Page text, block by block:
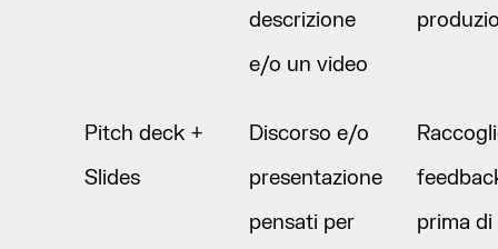
descrizione
e/o un video
Pitch deck +
Slides
Discorso e/o
presentazione
pensati per
prima di